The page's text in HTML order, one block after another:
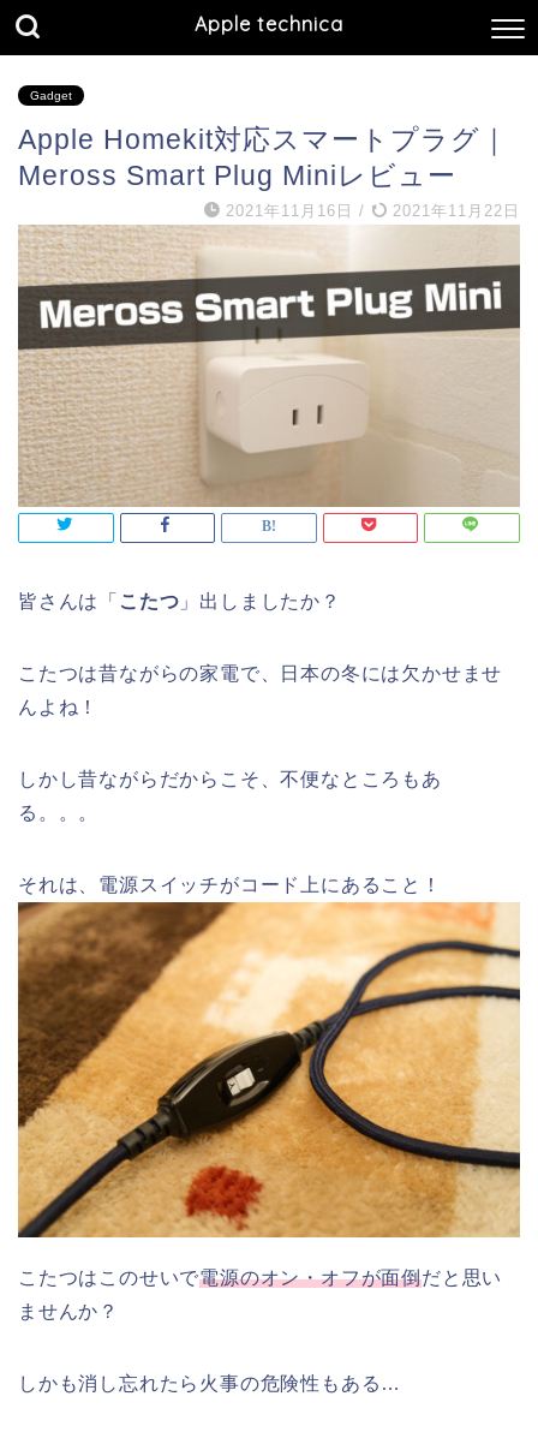
Apple technica
Gadget
Apple Homekit対応スマートプラグ｜
Meross Smart Plug Miniレビュー
2021年11月16日 / 2021年11月22日
皆さんは「 こたつ 」出しましたか？
こたつは昔ながらの家電で、日本の冬には欠かせませ
んよね！
しかし昔ながらだからこそ、不便なところもあ
る。。。
それは、電源スイッチがコード上にあること！
こたつはこのせいで電源のオン・オフが面倒だと思い
ませんか？
しかも消し忘れたら火事の危険性もある…